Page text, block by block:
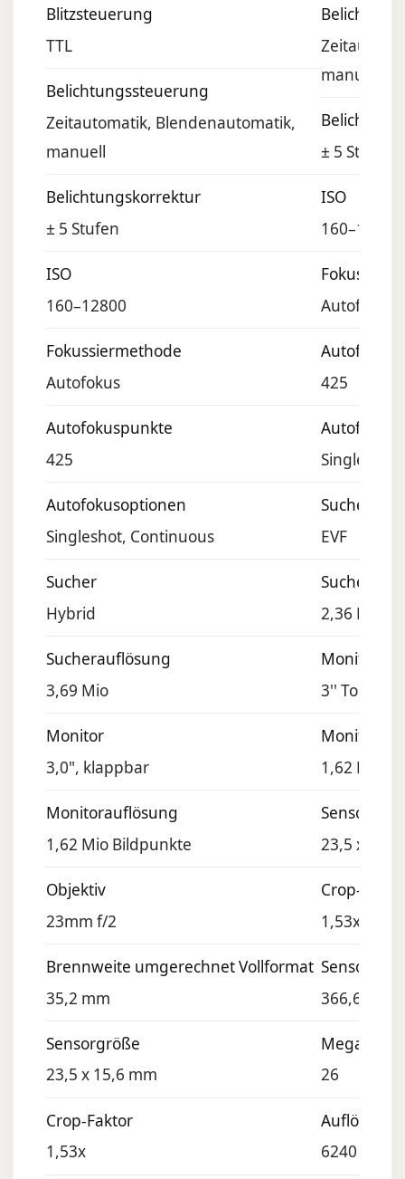
Blitzsteuerung
TTL
Belichtungssteuerung
Zeitautomatik, Blendenautomatik,
manuell
Belichtungskorrektur
± 5 Stufen
ISO
160–12800
Fokussiermethode
Autofokus
Autofokuspunkte
425
Autofokusoptionen
Singleshot, Continuous
Sucher
Hybrid
Sucherauflösung
3,69 Mio
Monitor
3,0", klappbar
Monitorauflösung
1,62 Mio Bildpunkte
Objektiv
23mm f/2
Brennweite umgerechnet Vollformat
35,2 mm
Sensorgröße
23,5 x 15,6 mm
Crop-Faktor
1,53x
manuell
± 5 Stufen
ISO
160–12800
Autofokus
425
Sucher
EVF
2,36 Mio
Monitor
3''
1,62 Mio
23,5 x
Crop-
1,53x
366,6 mm²
Megapixel
26
Auflösung
6240 x